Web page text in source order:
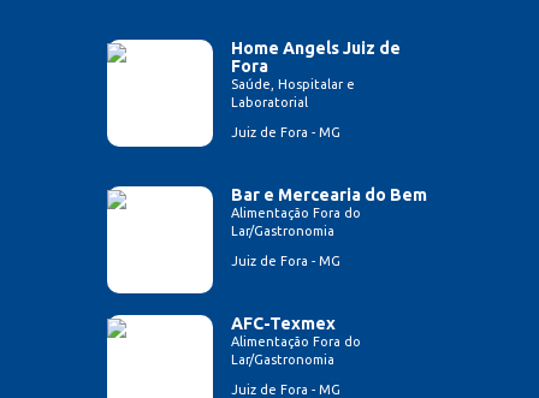
Home Angels Juiz de
Fora
Saúde, Hospitalar e
Laboratorial
Juiz de Fora - MG
Bar e Mercearia do Bem
Alimentação Fora do
Lar/Gastronomia
Juiz de Fora - MG
AFC-Texmex
Alimentação Fora do
Lar/Gastronomia
Juiz de Fora - MG